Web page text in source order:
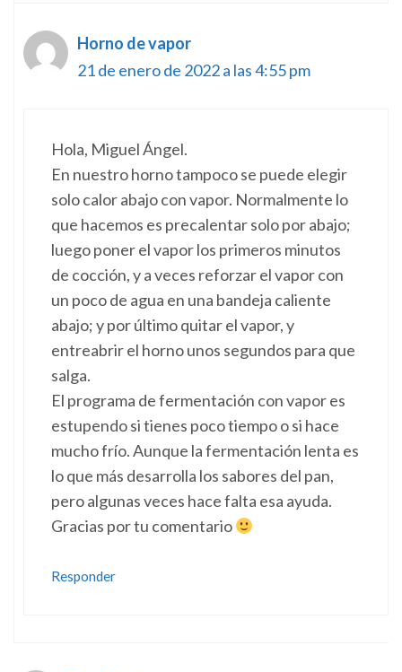
Horno de vapor
21 de enero de 2022 a las 4:55 pm
Hola, Miguel Ángel.
En nuestro horno tampoco se puede elegir
solo calor abajo con vapor. Normalmente lo
que hacemos es precalentar solo por abajo;
luego poner el vapor los primeros minutos
de cocción, y a veces reforzar el vapor con
un poco de agua en una bandeja caliente
abajo; y por último quitar el vapor, y
entreabrir el horno unos segundos para que
salga.
El programa de fermentación con vapor es
estupendo si tienes poco tiempo o si hace
mucho frío. Aunque la fermentación lenta es
lo que más desarrolla los sabores del pan,
pero algunas veces hace falta esa ayuda.
Gracias por tu comentario
Responder